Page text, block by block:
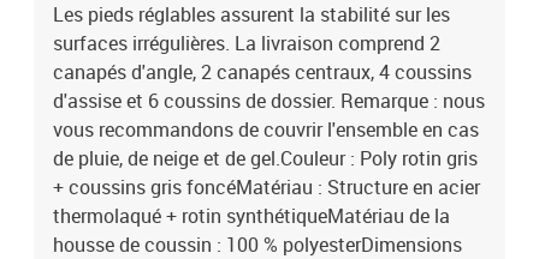
Les pieds réglables assurent la stabilité sur les
surfaces irrégulières. La livraison comprend 2
canapés d'angle, 2 canapés centraux, 4 coussins
d'assise et 6 coussins de dossier. Remarque : nous
vous recommandons de couvrir l'ensemble en cas
de pluie, de neige et de gel.Couleur : Poly rotin gris
+ coussins gris foncéMatériau : Structure en acier
thermolaqué + rotin synthétiqueMatériau de la
housse de coussin : 100 % polyesterDimensions